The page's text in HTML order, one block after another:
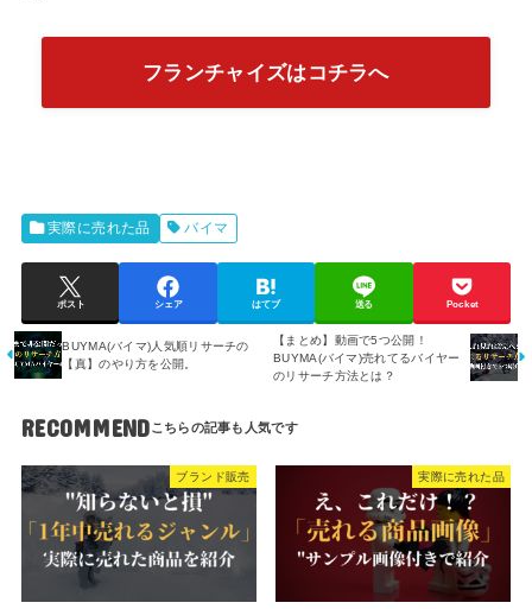
フランチャイズはコチラへ
実際に売れた品 バイマ
ポスト シェア はてブ 送る Pocket
BUYMA(バイマ)人気順リサーチの
【真】のやり方を公開。
【まとめ】動画で5つ公開！
BUYMA(バイマ)売れてるバイヤー
のリサーチ方法とは？
RECOMMEND
ブランド販売 実際に売れた品